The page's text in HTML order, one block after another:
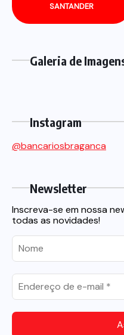
SANTANDER
Galeria de
Instagram
@bancariosbraganca
Newsletter
Inscreva-se em nossa
todas as novidades!